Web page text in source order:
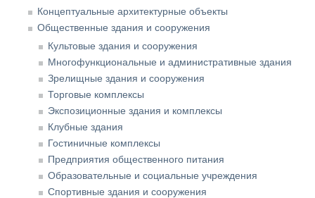
Концептуальные архитектурные объекты
Общественные здания и сооружения
Культовые здания и сооружения
Многофункциональные и административные здания
Зрелищные здания и сооружения
Торговые комплексы
Экспозиционные здания и комплексы
Клубные здания
Гостиничные комплексы
Предприятия общественного питания
Образовательные и социальные учреждения
Спортивные здания и сооружения